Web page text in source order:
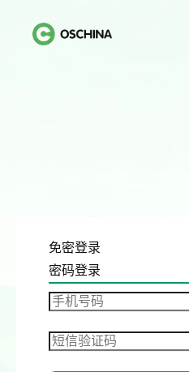
免密登录
密码登录